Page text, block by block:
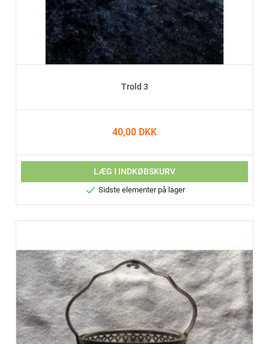
Trold 3
40,00 DKK
LÆG I INDKØBSKURV
 Sidste elementer på lager